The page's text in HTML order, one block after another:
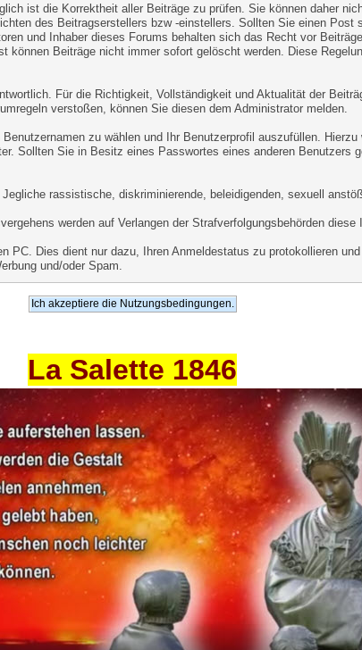
ist die Korrektheit aller Beiträge zu prüfen. Sie können daher
des Beitragserstellers bzw -einstellers. Sollten Sie einen
und Inhaber dieses Forums behalten sich das Recht vor
Beiträge nicht immer sofort gelöscht werden. Diese
Für die Richtigkeit, Vollständigkeit und Aktualität der
verstoßen, können Sie diesen dem Administrator melden.
zu wählen und Ihr Benutzerprofil auszufüllen.
Sollten Sie in Besitz eines Passwortes eines anderen Benutzers
rassistische, diskriminierende, beleidigenden, sexuell
werden auf Verlangen der Strafverfolgungsbehörden
PC. Dies dient nur dazu, Ihren Anmeldestatus zu protokollieren
und/oder Spam.
La Salette 1846